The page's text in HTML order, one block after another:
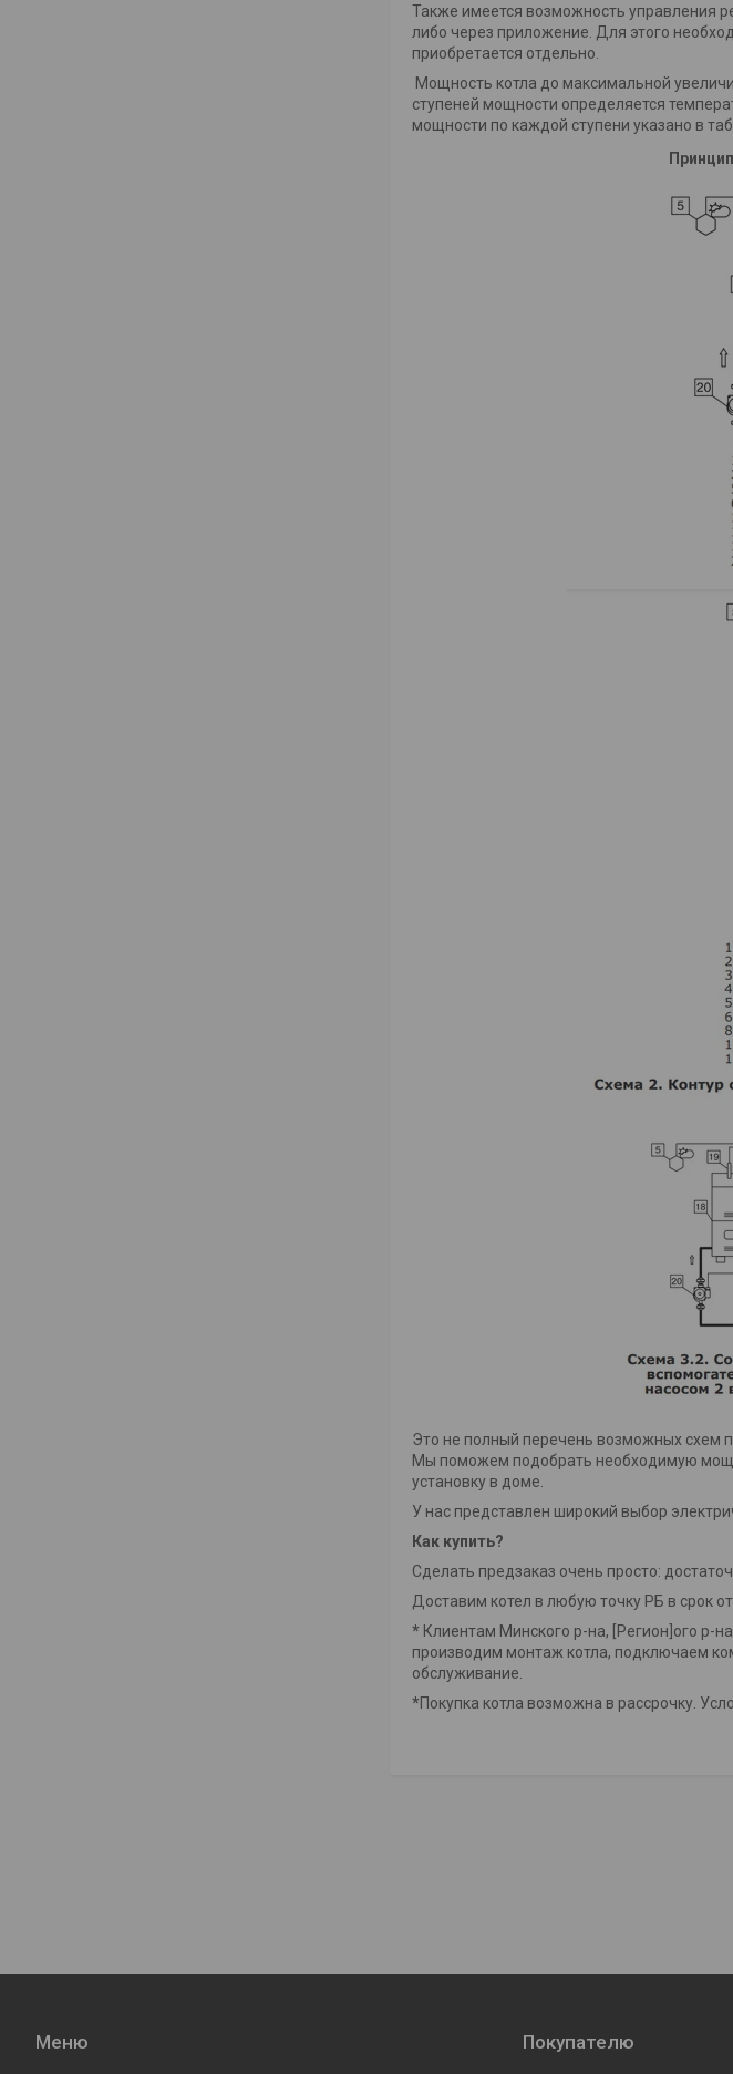
Также имеется возможность управления
либо через приложение. Для этого
приобретается отдельно.
Мощность котла до максимальной
ступеней мощности определяется
мощности по каждой ступени указано в
Это не полный перечень возможных схем
Мы поможем подобрать необходимую
установку в доме.
У нас представлен широкий выбор
Как купить?
Сделать предзаказ очень просто:
Доставим котел в любую точку РБ в срок
* Клиентам Минского р-на, [Регион]ого р-
производим монтаж котла, подключаем
обслуживание.
*Покупка котла возможна в рассрочку.
Меню Покупателю